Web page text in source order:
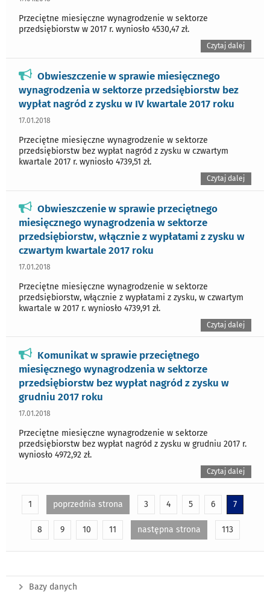
Przeciętne miesięczne wynagrodzenie w sektorze
przedsiębiorstw w 2017 r. wyniosło 4530,47 zł.
Czytaj dalej
Obwieszczenie w sprawie miesięcznego
wynagrodzenia w sektorze przedsiębiorstw bez
wypłat nagród z zysku w IV kwartale 2017 roku
17.01.2018
Przeciętne miesięczne wynagrodzenie w sektorze
przedsiębiorstw bez wypłat nagród z zysku w czwartym
kwartale 2017 r. wyniosło 4739,51 zł.
Czytaj dalej
Obwieszczenie w sprawie przeciętnego
miesięcznego wynagrodzenia w sektorze
przedsiębiorstw, włącznie z wypłatami z zysku w
czwartym kwartale 2017 roku
17.01.2018
Przeciętne miesięczne wynagrodzenie w sektorze
przedsiębiorstw, włącznie z wypłatami z zysku, w czwartym
kwartale w 2017 r. wyniosło 4739,91 zł.
Czytaj dalej
Komunikat w sprawie przeciętnego
miesięcznego wynagrodzenia w sektorze
przedsiębiorstw bez wypłat nagród z zysku w
grudniu 2017 roku
17.01.2018
Przeciętne miesięczne wynagrodzenie w sektorze
przedsiębiorstw bez wypłat nagród z zysku w grudniu 2017 r.
wyniosło 4972,92 zł.
Czytaj dalej
1 poprzednia strona 3 4 5 6 7
8 9 10 11 następna strona 113
Bazy danych